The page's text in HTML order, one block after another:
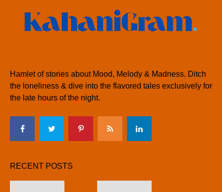
Hamlet of stories about Mood, Melody & Madness. Ditch
the loneliness & dive into the flavored tales exclusively for
the late hours of the night.
RECENT POSTS